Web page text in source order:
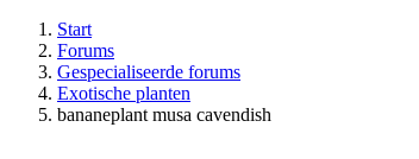
Start
Forums
Gespecialiseerde forums
Exotische planten
bananeplant musa cavendish